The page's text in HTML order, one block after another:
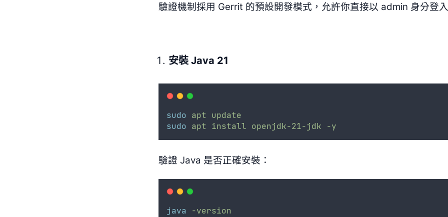
驗證機制採用 Gerrit 的預設開發模式，允許你直接以 admin 身分登
安裝 Java 21
sudo apt update
sudo apt install openjdk-21-jdk -y
驗證 Java 是否正確安裝：
java -version